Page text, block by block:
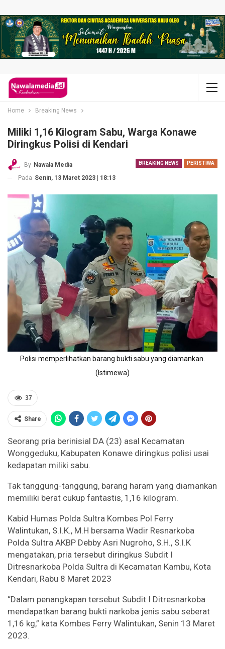
Home Breaking News
Miliki 1,16 Kilogram Sabu, Warga Konawe
Diringkus Polisi di Kendari
BREAKING NEWS PERISTIWA
By Nawala Media
Pada Senin, 13 Maret 2023 | 18:13
Polisi memperlihatkan barang bukti sabu yang diamankan.
(Istimewa)
37
Share
Seorang pria berinisial DA (23) asal Kecamatan
Wonggeduku, Kabupaten Konawe diringkus polisi usai
kedapatan miliki sabu.
Tak tanggung-tanggung, barang haram yang diamankan
memiliki berat cukup fantastis, 1,16 kilogram.
Kabid Humas Polda Sultra Kombes Pol Ferry
Walintukan, S.I.K., M.H bersama Wadir Resnarkoba
Polda Sultra AKBP Debby Asri Nugroho, S.H., S.I.K
mengatakan, pria tersebut diringkus Subdit I
Ditresnarkoba Polda Sultra di Kecamatan Kambu, Kota
Kendari, Rabu 8 Maret 2023
“Dalam penangkapan tersebut Subdit I Ditresnarkoba
mendapatkan barang bukti narkoba jenis sabu seberat
1,16 kg,” kata Kombes Ferry Walintukan, Senin 13 Maret
2023.